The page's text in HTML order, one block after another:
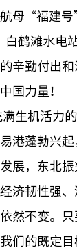
母“福建
白鹤滩水
辛勤付出和
国力量！
生机活力
港蓬勃兴
展，东北
济韧性强
然不变。
们的既定